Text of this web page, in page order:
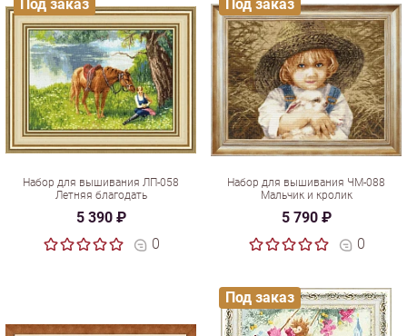
Набор для вышивания ЛП-058
Летняя благодать
5 390 ₽
0
Под заказ
Набор для вышивания ЧМ-088
Мальчик и кролик
5 790 ₽
0
Под заказ
Под заказ